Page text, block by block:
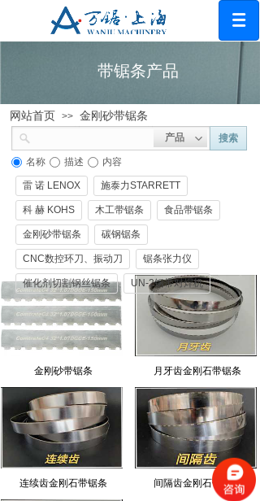
带锯条产品
网站首页 >> 金刚砂带锯条
产品 搜索
名称 描述 内容
金刚砂带锯条 月牙齿金刚石带锯条
连续齿金刚石带锯条 间隔齿金刚石带锯条
雷 诺 LENOX 施泰力STARRETT
科 赫 KOHS 木工带锯条 食品带锯条
金刚砂带锯条 碳钢锯条
CNC数控环刀、振动刀 锯条张力仪
催化剂切割钢丝锯条 UN-2钢带对焊机